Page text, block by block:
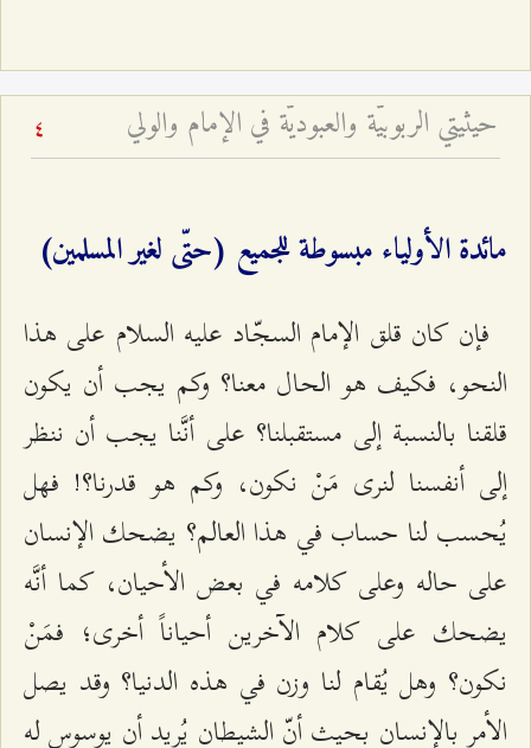
حيثيتي الربوبيّة والعبوديّة في الإمام والولي 4
مائدة الأولياء مبسوطة للجميع (حتّى لغير المسلمين)
فإن كان قلق الإمام السجّاد عليه السلام على هذا
النحو، فكيف هو الحال معنا؟ وكم يجب أن يكون
قلقنا بالنسبة إلى مستقبلنا؟ على أنَّنا يجب أن ننظر
إلى أنفسنا لنرى مَنْ نكون، وكم هو قدرنا؟! فهل
يُحسب لنا حساب في هذا العالم؟ يضحك الإنسان
على حاله وعلى كلامه في بعض الأحيان، كما أنَّه
يضحك على كلام الآخرين أحياناً أخرى؛ فمَنْ
نكون؟ وهل يُقام لنا وزن في هذه الدنيا؟ وقد يصل
الأمر بالإنسان بحيث أنّ الشيطان يُريد أن يوسوس له